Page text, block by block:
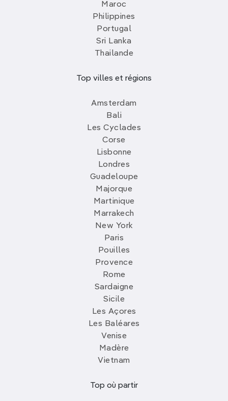
Maroc
Philippines
Portugal
Sri Lanka
Thailande
Top villes et régions
Amsterdam
Bali
Les Cyclades
Corse
Lisbonne
Londres
Guadeloupe
Majorque
Martinique
Marrakech
New York
Paris
Pouilles
Provence
Rome
Sardaigne
Sicile
Les Açores
Les Baléares
Venise
Madère
Vietnam
Top où partir